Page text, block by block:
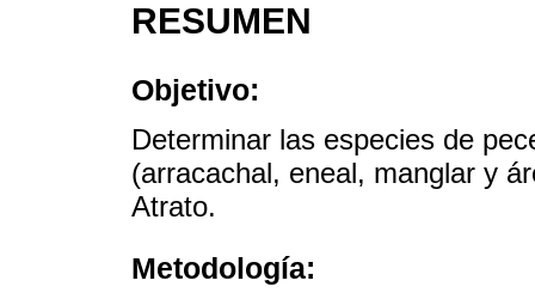
RESUMEN
Objetivo:
Determinar las especies de
(arracachal, eneal, manglar y
Atrato.
Metodología: